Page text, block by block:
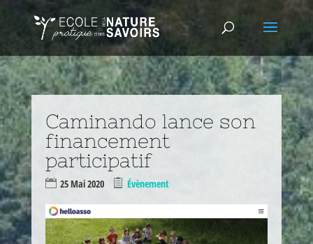
Caminando lance son
financement
participatif
25 Mai 2020 Évènement